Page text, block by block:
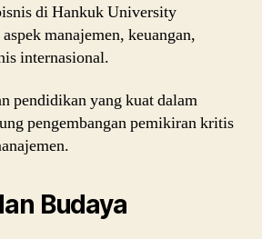
di Hankuk University
manajemen, keuangan,
internasional.
pendidikan yang kuat dalam
pengembangan pemikiran kritis
Budaya